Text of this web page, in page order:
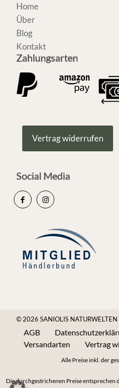
Home
Über
Blog
Kontakt
Zahlungsarten
Vertrag widerrufen
Social Media
© 2026 SANIOLIS NATURWELTEN
AGB
Versandarten
Vertrag
Alle Preise inkl. der
Die durchgestrichenen Preise entsprechen